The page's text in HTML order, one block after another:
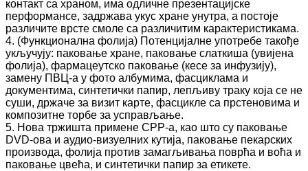
контакт са храном, има одличне презентацијске
перформансе, задржава укус хране унутра, а постоје
различите врсте смоле са различитим карактеристикама.
4. (Функционална фолија) Потенцијалне употребе такође
укључују: паковање хране, паковање слаткиша (увијена
фолија), фармацеутско паковање (кесе за инфузију),
замену ПВЦ-а у фото албумима, фасциклама и
документима, синтетички папир, лепљиву траку која се не
суши, држаче за визит карте, фасцикле са прстеновима и
композитне торбе за усправљање.
5. Нова тржишта примене CPP-а, као што су паковање
DVD-ова и аудио-визуелних кутија, паковање пекарских
производа, фолија против замагљивања поврћа и воћа и
паковање цвећа, и синтетички папир за етикете.